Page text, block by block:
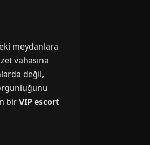
meydanlara
vahasına
değil,
birVIP escort